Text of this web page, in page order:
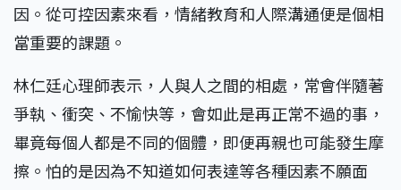
因。從可控因素來看，情緒教育和人際溝通便是個相
當重要的課題。
林仁廷心理師表示，人與人之間的相處，常會伴隨著
爭執、衝突、不愉快等，會如此是再正常不過的事，
畢竟每個人都是不同的個體，即便再親也可能發生摩
擦。怕的是因為不知道如何表達等各種因素不願面